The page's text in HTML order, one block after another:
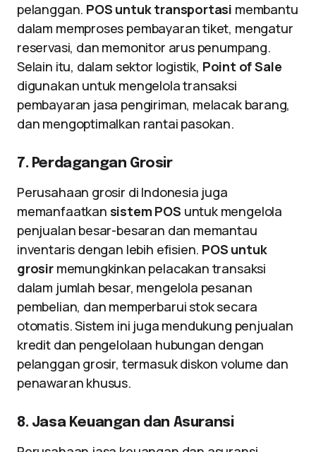
pelanggan. POS untuk transportasi membantu
dalam memproses pembayaran tiket, mengatur
reservasi, dan memonitor arus penumpang.
Selain itu, dalam sektor logistik, Point of Sale
digunakan untuk mengelola transaksi
pembayaran jasa pengiriman, melacak barang,
dan mengoptimalkan rantai pasokan.
7. Perdagangan Grosir
Perusahaan grosir di Indonesia juga
memanfaatkan sistem POS untuk mengelola
penjualan besar-besaran dan memantau
inventaris dengan lebih efisien. POS untuk
grosirmemungkinkan pelacakan transaksi
dalam jumlah besar, mengelola pesanan
pembelian, dan memperbarui stok secara
otomatis. Sistem ini juga mendukung penjualan
kredit dan pengelolaan hubungan dengan
pelanggan grosir, termasuk diskon volume dan
penawaran khusus.
8. Jasa Keuangan dan Asuransi